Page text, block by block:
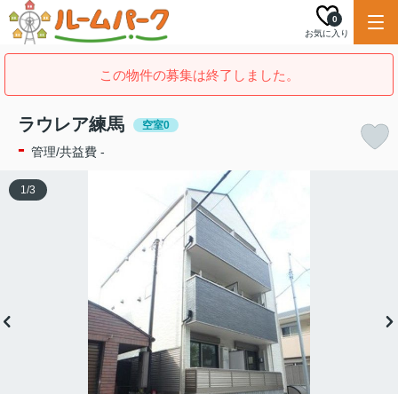
お気に入り
0
この物件の募集は終了しました。
ラウレア練馬 空室0
- 管理/共益費 -
1/3